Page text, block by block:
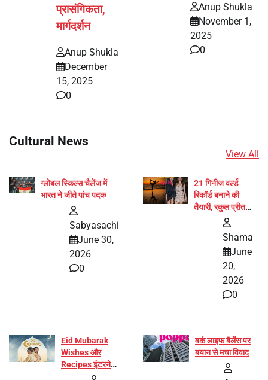
प्रासंगिकता,
मार्गदर्शन
Anup Shukla
December
15, 2025
0
Anup Shukla
November 1,
2025
0
Cultural News
View All
ग्लोबल स्किल्स चैलेंज में
भारत ने जीते पांच पदक
Sabyasachi
June 30,
2026
0
21 गिनीज वर्ल्ड
रिकॉर्ड बनाने की
तैयारी, रकुल प्रीत
और प्रज्ञा जायसवाल
Shama
June
20,
2026
0
Eid Mubarak
Wishes और
Recipes इंटरनेट
पर हुईं वायरल
वर्क लाइफ बैलेंस पर
बयान से मचा विवाद